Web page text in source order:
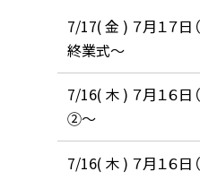
7/17( 金 ) ７月１７日
終業式～
7/16( 木 ) ７月１６日
②～
7/16( 木 ) ７月１６日